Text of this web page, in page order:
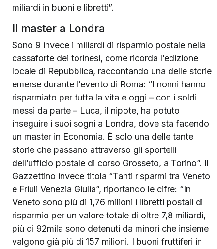
miliardi in buoni e libretti”.
Il master a Londra
Sono 9 invece i miliardi di risparmio postale nella
cassaforte dei torinesi, come ricorda l’edizione
locale di Repubblica, raccontando una delle storie
emerse durante l’evento di Roma: “I nonni hanno
risparmiato per tutta la vita e oggi – con i soldi
messi da parte – Luca, il nipote, ha potuto
inseguire i suoi sogni a Londra, dove sta facendo
un master in Economia. È solo una delle tante
storie che passano attraverso gli sportelli
dell’ufficio postale di corso Grosseto, a Torino”. Il
Gazzettino invece titola “Tanti risparmi tra Veneto
e Friuli Venezia Giulia”, riportando le cifre: “In
Veneto sono più di 1,76 milioni i libretti postali di
risparmio per un valore totale di oltre 7,8 miliardi,
più di 92mila sono detenuti da minori che insieme
valgono già più di 157 milioni. I buoni fruttiferi in